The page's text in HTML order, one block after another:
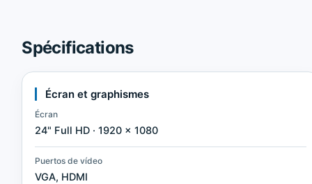
Spécifications
Écran et graphismes
Écran
24" Full HD · 1920 × 1080
Puertos de vídeo
VGA, HDMI